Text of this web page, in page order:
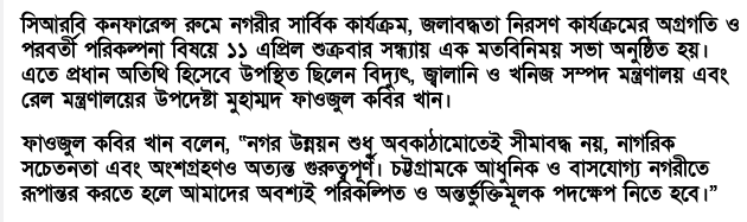
সিআরবি কনফারেন্স রুমে নগরীর সার্বিক কার্যক্রম, জলাবদ্ধতা নিরসণ কার্যক্রমের অগ্রগতি ও
পরবর্তী পরিকল্পনা বিষয়ে ১১ এপ্রিল শুক্রবার সন্ধ্যায় এক মতবিনিময় সভা অনুষ্ঠিত হয়।
এতে প্রধান অতিথি হিসেবে উপস্থিত ছিলেন বিদ্যুৎ, জ্বালানি ও খনিজ সম্পদ মন্ত্রণালয় এবং
রেল মন্ত্রণালয়ের উপদেষ্টা মুহাম্মদ ফাওজুল কবির খান।
ফাওজুল কবির খান বলেন, “নগর উন্নয়ন শুধু অবকাঠামোতেই সীমাবদ্ধ নয়, নাগরিক
সচেতনতা এবং অংশগ্রহণও অত্যন্ত গুরুত্বপূর্ণ। চট্টগ্রামকে আধুনিক ও বাসযোগ্য নগরীতে
রূপান্তর করতে হলে আমাদের অবশ্যই পরিকল্পিত ও অন্তর্ভুক্তিমূলক পদক্ষেপ নিতে হবে।”